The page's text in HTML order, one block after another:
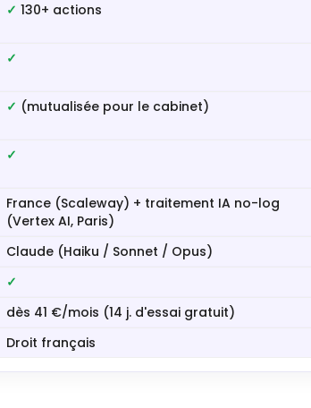
✓ 130+ actions
✓
✓ (mutualisée pour le cabinet)
✓
France (Scaleway) + traitement IA no-log
(Vertex AI, Paris)
Claude (Haiku / Sonnet / Opus)
✓
dès 41 €/mois (14 j. d'essai gratuit)
Droit français